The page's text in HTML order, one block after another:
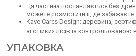
Ця частина поставляється без
можете розмістити її, де забажаєте.
Kave Cares Design: деревина,
зі стійких лісів із
УПАКОВКА